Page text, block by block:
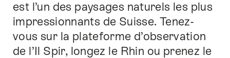
sur
sur
est l’un des paysages naturels les plus
impressionnants de Suisse. Tenez-
vous sur la plateforme d’observation
de l’Il Spir, longez le Rhin ou prenez le